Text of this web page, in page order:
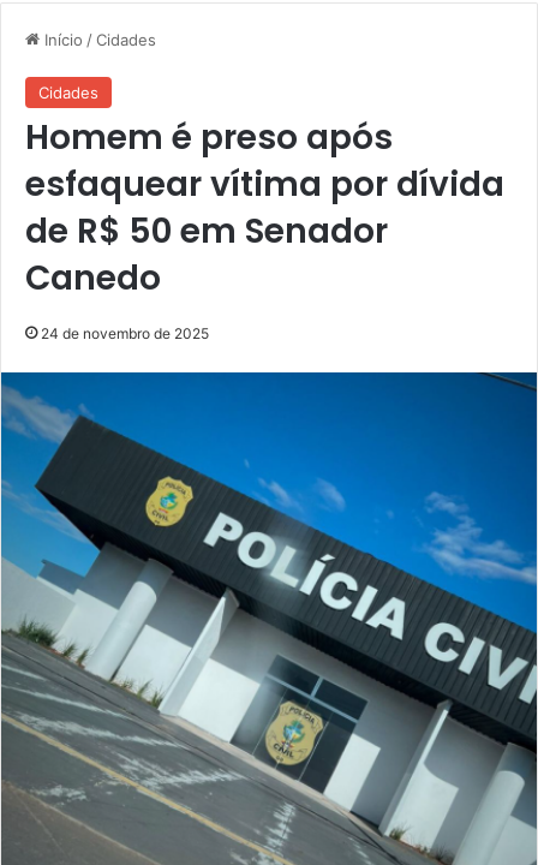
Início /Cidades
Cidades
Homem é preso após
esfaquear vítima por dívida
de R$ 50 em Senador
Canedo
24 de novembro de 2025